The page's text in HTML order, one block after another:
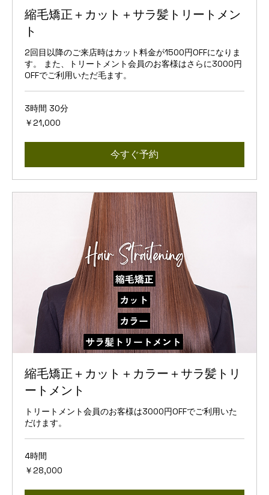
縮毛矯正＋カット＋サラ髪トリートメン
ト
2回目以降のご来店時はカット料金が1500円OFFになりま
す。 また、トリートメント会員のお客様はさらに3000円
OFFでご利用いただ毛ます。
3時間 30分
21,000
円
￥21,000
今すぐ予約
縮毛矯正＋カット＋カラー＋サラ髪トリ
ートメント
トリートメント会員のお客様は3000円OFFでご利用いた
だけます。
4時間
28,000
円
￥28,000